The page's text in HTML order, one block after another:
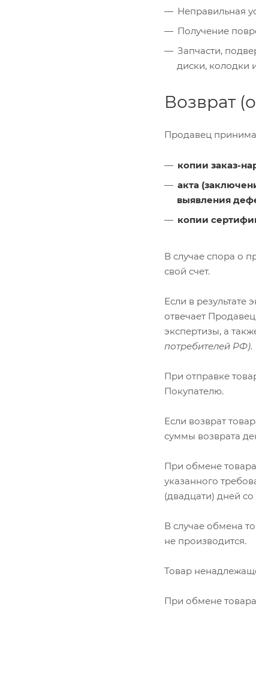
Неправильная
Получение
Запчасти,
диски, колодки
Возврат
Продавец
копии заказ-
акта
выявления
копии
В случае спора о
свой счет.
Если в результате
отвечает
экспертизы, а
потребителей РФ).
При отправке
Покупателю.
Если возврат
суммы возврата
При обмене
указанного
(двадцати) дней
В случае обмена
не производится.
Товар
При обмене